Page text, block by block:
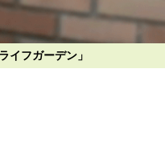
イフガーデン」